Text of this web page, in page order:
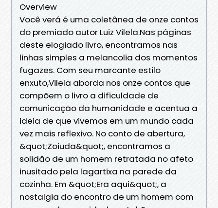
Overview
Você verá é uma coletânea de onze contos
do premiado autor Luiz Vilela.Nas páginas
deste elogiado livro, encontramos nas
linhas simples a melancolia dos momentos
fugazes. Com seu marcante estilo
enxuto,Vilela aborda nos onze contos que
compõem o livro a dificuldade de
comunicação da humanidade e acentua a
ideia de que vivemos em um mundo cada
vez mais reflexivo. No conto de abertura,
&quot;Zoiuda&quot;, encontramos a
solidão de um homem retratada no afeto
inusitado pela lagartixa na parede da
cozinha. Em &quot;Era aqui&quot;, a
nostalgia do encontro de um homem com